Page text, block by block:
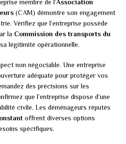
membre de l’Association
(CAM) démontre son engagement
Vérifiez que l’entreprise possède
la Commission des transports du
légitimité opérationnelle.
non négociable. Une entreprise
adéquate pour protéger vos
des précisions sur les
que l’entreprise dispose d’une
civile. Les déménageurs réputés
offrent diverses options
spécifiques.